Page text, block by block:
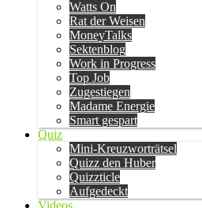
Watts On
Rat der Weisen
MoneyTalks
Sektenblog
Work in Progress
Top Job
Zugestiegen
Madame Energie
Smart gespart
Quiz
Mini-Kreuzworträtsel
Quizz den Huber
Quizzticle
Aufgedeckt
Videos